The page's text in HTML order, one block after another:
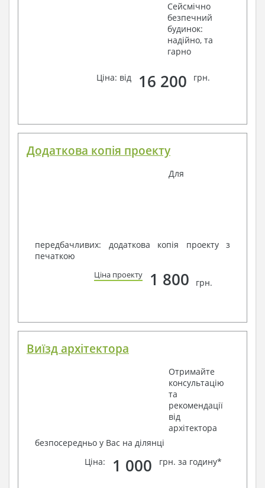
Сейсмічно
безпечний
будинок:
надійно, та
гарно
Ціна: від 16 200 грн.
Додаткова копія проекту
Для
передбачливих: додаткова копія проекту з
печаткою
Ціна проекту 1 800 грн.
Виїзд архітектора
Отримайте
консультацію
та
рекомендації
від
архітектора
безпосередньо у Вас на ділянці
Ціна:
1 000 грн. за годину*